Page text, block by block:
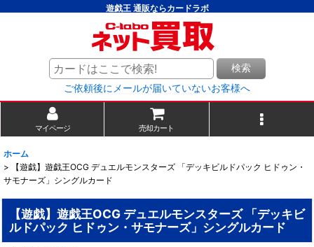
遊戯王 通販ならカードラボ
検索
ご依頼後にメールが届いていないお客様へ
マイページ 売却カート
ホーム
>
【遊戯】遊戯王OCG デュエルモンスターズ 「デッキビルドパック ヒドゥン・
サモナーズ」シングルカード
【遊戯】遊戯王OCG デュエルモンスターズ 「デッキビ
ルドパック ヒドゥン・サモナーズ」シングルカード